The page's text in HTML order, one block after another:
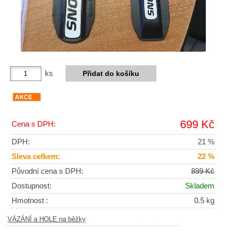
ks
Cena s DPH: 699 Kč
DPH:
21 %
Sleva celkem:
22 %
Původní cena s DPH:
899 Kč
Dostupnost:
Skladem
Hmotnost :
0.5 kg
VÁZÁNÍ a HOLE na běžky